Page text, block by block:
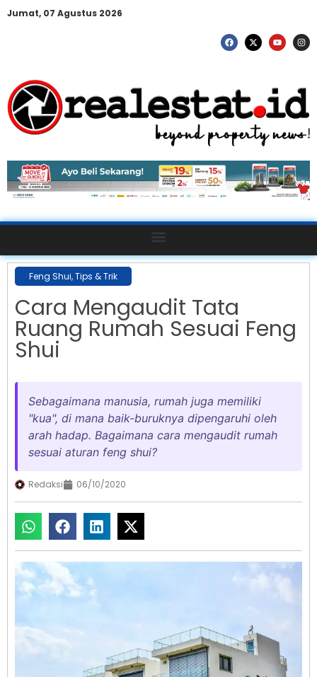
Jumat, 07 Agustus 2026
Feng Shui,Tips & Trik
Cara Mengaudit Tata
Ruang Rumah Sesuai Feng
Shui
Sebagaimana manusia, rumah juga memiliki
"kua", di mana baik-buruknya dipengaruhi oleh
arah hadap. Bagaimana cara mengaudit rumah
sesuai aturan feng shui?
Redaksi 06/10/2020